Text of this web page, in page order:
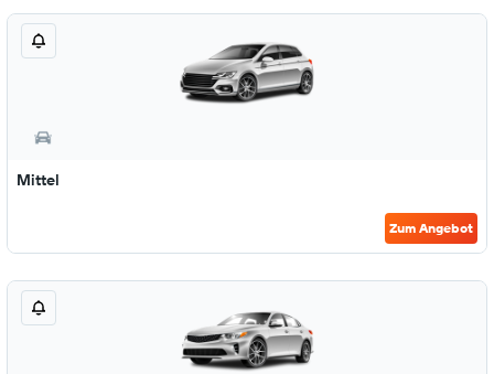
Mittel
Zum Angebot